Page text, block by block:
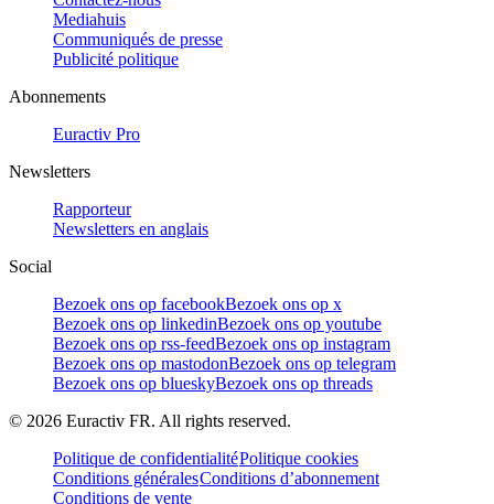
Mediahuis
Communiqués de presse
Publicité politique
Abonnements
Euractiv Pro
Newsletters
Rapporteur
Newsletters en anglais
Social
Bezoek ons op facebookBezoek ons op x
Bezoek ons op linkedinBezoek ons op youtube
Bezoek ons op rss-feedBezoek ons op instagram
Bezoek ons op mastodonBezoek ons op telegram
Bezoek ons op blueskyBezoek ons op threads
© 2026 Euractiv FR. All rights reserved.
Politique de confidentialitéPolitique cookies
Conditions généralesConditions d’abonnement
Conditions de vente